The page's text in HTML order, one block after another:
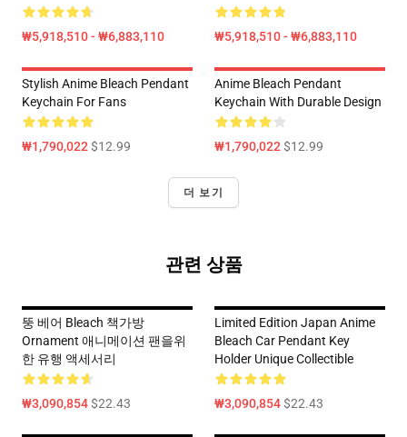
₩5,918,510 - ₩6,883,110 ₩5,918,510 - ₩6,883,110
Stylish Anime Bleach Pendant
Keychain For Fans
₩1,790,022$12.99
Anime Bleach Pendant
Keychain With Durable Design
₩1,790,022$12.99
더 보기
관련 상품
뚱 베어 Bleach 책가방
Ornament 애니메이션 팬을위
한 유행 액세서리
₩3,090,854$22.43
Limited Edition Japan Anime
Bleach Car Pendant Key
Holder Unique Collectible
₩3,090,854$22.43